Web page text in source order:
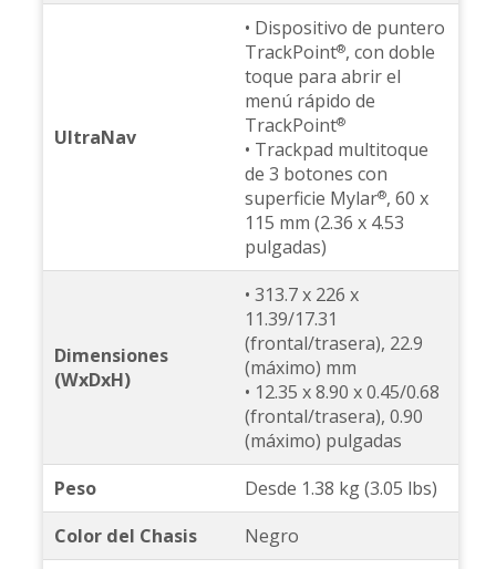
UltraNav
• Dispositivo de puntero
TrackPoint®, con doble
toque para abrir el
menú rápido de
TrackPoint®
• Trackpad multitoque
de 3 botones con
superficie Mylar®, 60 x
115 mm (2.36 x 4.53
pulgadas)
Dimensiones
(WxDxH)
• 313.7 x 226 x
11.39/17.31
(frontal/trasera), 22.9
(máximo) mm
• 12.35 x 8.90 x 0.45/0.68
(frontal/trasera), 0.90
(máximo) pulgadas
Peso
Desde 1.38 kg (3.05 lbs)
Color del Chasis
Negro